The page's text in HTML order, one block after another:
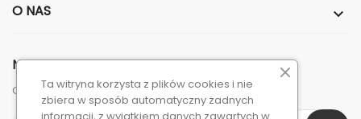
O NAS

NEWSLETTER
Otrzymuj informację o nowościach i wyprzedażach
Ta witryna korzysta z plików cookies i nie
zbiera w sposób automatyczny żadnych